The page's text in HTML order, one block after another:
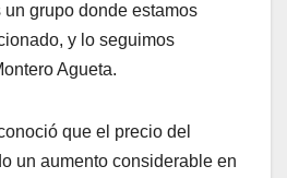
grupo donde estamos
y lo seguimos
Agueta.
que el precio del
un aumento considerable en